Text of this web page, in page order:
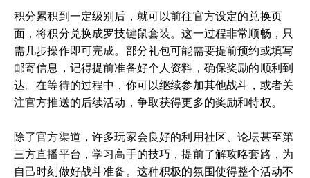
积分累积到一定级别后，就可以前往官方设定的兑换页
面，将积分兑换成罗技键鼠套装。这一过程非常顺畅，只
需几步操作即可完成。部分礼包可能需要提前预约或填写
邮寄信息，记得提前准备好个人资料，确保奖励的顺利到
达。在等待的过程中，你可以继续参加其他战斗，或者关
注官方推送的后续活动，争取获得更多的奖励和特权。
除了官方渠道，许多玩家会良好的利用社区、论坛甚至第
三方直播平台，学习高手的技巧，提前了解攻略套路，为
自己时刻做好战斗准备。这种积极的氛围使得整个活动不